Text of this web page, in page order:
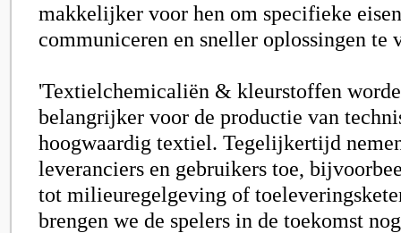
makkelijker voor hen om specifieke
communiceren en sneller oplossingen te
'Textielchemicaliën & kleurstoffen
belangrijker voor de productie van
hoogwaardig textiel. Tegelijkertijd
leveranciers en gebruikers toe,
tot milieuregelgeving of
brengen we de spelers in de toekomst